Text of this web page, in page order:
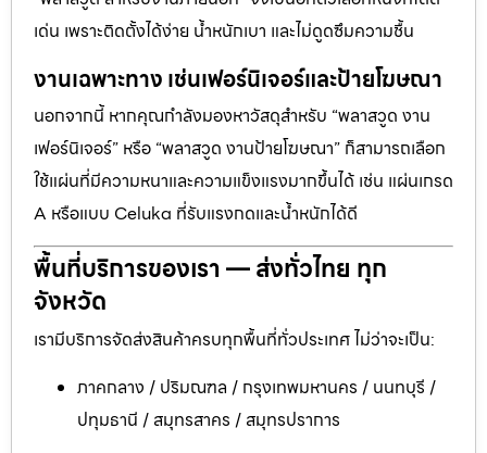
เด่น เพราะติดตั้งได้ง่าย น้ำหนักเบา และไม่ดูดซึมความชื้น
งานเฉพาะทาง เช่นเฟอร์นิเจอร์และป้ายโฆษณา
นอกจากนี้ หากคุณกำลังมองหาวัสดุสำหรับ “พลาสวูด งาน
เฟอร์นิเจอร์” หรือ “พลาสวูด งานป้ายโฆษณา” ก็สามารถเลือก
ใช้แผ่นที่มีความหนาและความแข็งแรงมากขึ้นได้ เช่น แผ่นเกรด
A หรือแบบ Celuka ที่รับแรงกดและน้ำหนักได้ดี
พื้นที่บริการของเรา — ส่งทั่วไทย ทุก
จังหวัด
เรามีบริการจัดส่งสินค้าครบทุกพื้นที่ทั่วประเทศ ไม่ว่าจะเป็น:
ภาคกลาง / ปริมณฑล / กรุงเทพมหานคร / นนทบุรี /
ปทุมธานี / สมุทรสาคร / สมุทรปราการ